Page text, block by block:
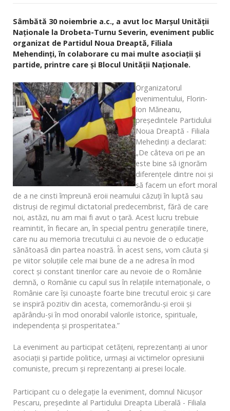
Sâmbătă 30 noiembrie a.c., a avut loc Marşul Unităţii
Naţionale la Drobeta-Turnu Severin, eveniment public
organizat de Partidul Noua Dreaptă, Filiala
Mehendinţi, în colaborare cu mai multe asociaţii şi
partide, printre care şi Blocul Unităţii Naţionale.
Organizatorul
evenimentului, Florin-
Ion Măneanu,
preşedintele Partidului
Noua Dreaptă - Filiala
Mehedinţi a declarat:
„De câteva ori pe an
este bine să ignorăm
diferenţele dintre noi şi
să facem un efort moral
de a ne cinsti împreună eroii neamului căzuţi în luptă sau
distruşi de regimul dictatorial predecembrist, fără de care
noi, astăzi, nu am mai fi avut o ţară. Acest lucru trebuie
reamintit, în fiecare an, în special pentru generaţiile tinere,
care nu au memoria trecutului ci au nevoie de o educaţie
sănătoasă din partea noastră. În acest sens, vom căuta şi
pe viitor soluţiile cele mai bune de a ne adresa în mod
corect şi constant tinerilor care au nevoie de o Românie
demnă, o Românie cu capul sus în relaţiile internaţionale, o
Românie care îşi cunoaşte foarte bine trecutul eroic şi care
se inspiră pozitiv din acesta, comemorându-şi eroii şi
apărându-şi în mod onorabil valorile istorice, spirituale,
independenţa şi prosperitatea.”
La eveniment au participat cetăţeni, reprezentanţi ai unor
asociaţii şi partide politice, urmaşi ai victimelor opresiunii
comuniste, precum şi reprezentanți ai presei locale.
Participant cu o delegaţie la eveniment, domnul Nicuşor
Pescaru, preşedinte al Partidului Dreapta Liberală - Filiala